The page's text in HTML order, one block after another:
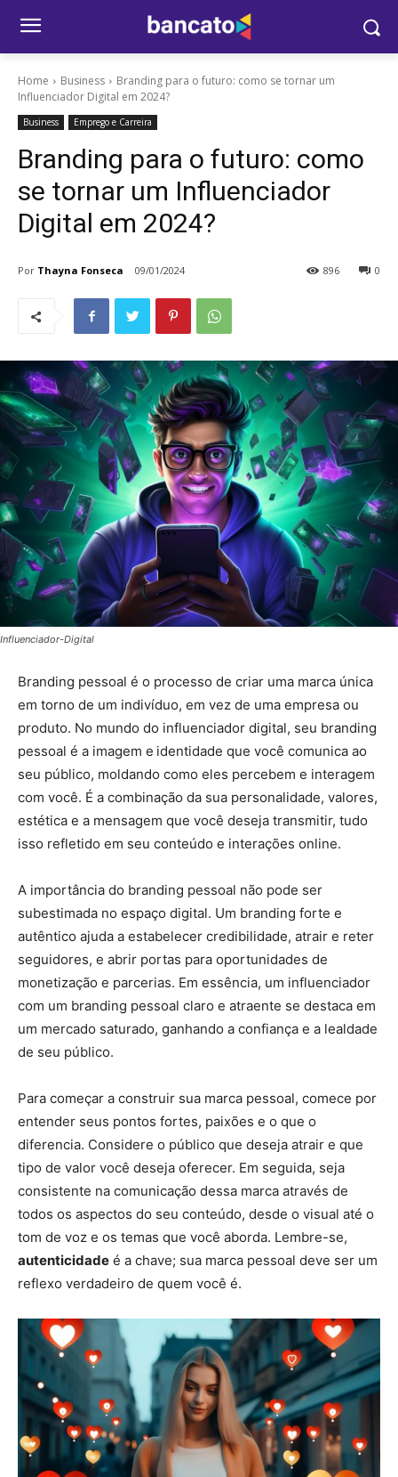
Home Business
Branding para o futuro: como se tornar um
Influenciador Digital em 2024?
Business Emprego e Carreira
Branding para o futuro: como
se tornar um Influenciador
Digital em 2024?
Por Thayna Fonseca 09/01/2024 0
896
Influenciador-Digital
Branding pessoal é o processo de criar uma marca única
em torno de um indivíduo, em vez de uma empresa ou
produto. No mundo do influenciador digital, seu branding
pessoal é a imagem e identidade que você comunica ao
seu público, moldando como eles percebem e interagem
com você. É a combinação da sua personalidade, valores,
estética e a mensagem que você deseja transmitir, tudo
isso refletido em seu conteúdo e interações online.
A importância do branding pessoal não pode ser
subestimada no espaço digital. Um branding forte e
autêntico ajuda a estabelecer credibilidade, atrair e reter
seguidores, e abrir portas para oportunidades de
monetização e parcerias. Em essência, um influenciador
com um branding pessoal claro e atraente se destaca em
um mercado saturado, ganhando a confiança e a lealdade
de seu público.
Para começar a construir sua marca pessoal, comece por
entender seus pontos fortes, paixões e o que o
diferencia. Considere o público que deseja atrair e que
tipo de valor você deseja oferecer. Em seguida, seja
consistente na comunicação dessa marca através de
todos os aspectos do seu conteúdo, desde o visual até o
tom de voz e os temas que você aborda. Lembre-se,
autenticidade é a chave; sua marca pessoal deve ser um
reflexo verdadeiro de quem você é.